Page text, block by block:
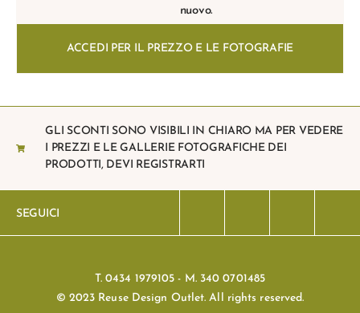
nuovo.
ACCEDI PER IL PREZZO E LE FOTOGRAFIE
GLI SCONTI SONO VISIBILI IN CHIARO MA PER VEDERE
I PREZZI E LE GALLERIE FOTOGRAFICHE DEI
PRODOTTI, DEVI REGISTRARTI
SEGUICI
T. 0434 1979105 - M. 340 0701485
© 2023 Reuse Design Outlet. All rights reserved.